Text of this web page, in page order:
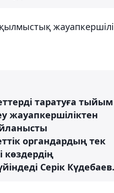
таратуға тыйым
жауапкершіліктен
органдардың тек
Серік Күдебаев.